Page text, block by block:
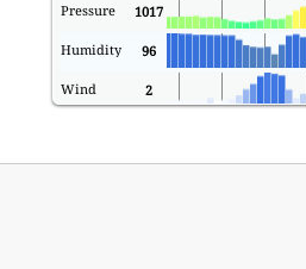
Pressure 1017
Humidity 96
Wind 2